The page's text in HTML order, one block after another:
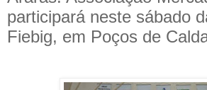
participará neste sábado
Fiebig, em Poços de